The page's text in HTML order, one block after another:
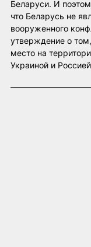
Беларуси. И
что Беларусь не
вооруженного
утверждение о
место на
Украиной и